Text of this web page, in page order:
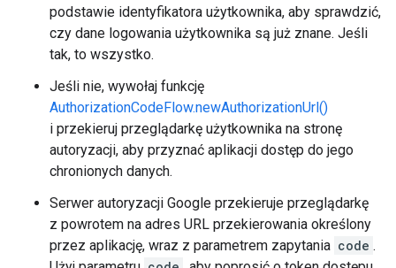
podstawie identyfikatora użytkownika, aby sprawdzić,
czy dane logowania użytkownika są już znane. Jeśli
tak, to wszystko.
Jeśli nie, wywołaj funkcję
AuthorizationCodeFlow.newAuthorizationUrl()
i przekieruj przeglądarkę użytkownika na stronę
autoryzacji, aby przyznać aplikacji dostęp do jego
chronionych danych.
Serwer autoryzacji Google przekieruje przeglądarkę
z powrotem na adres URL przekierowania określony
przez aplikację, wraz z parametrem zapytania code .